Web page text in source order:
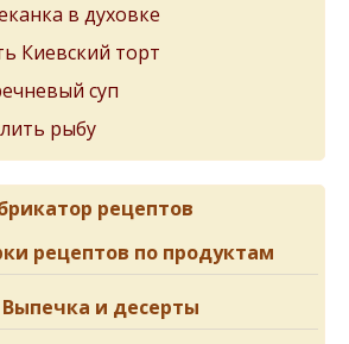
в духовке
Киевский торт
суп
рыбу
рецептов
рецептов по продуктам
Выпечка и десерты